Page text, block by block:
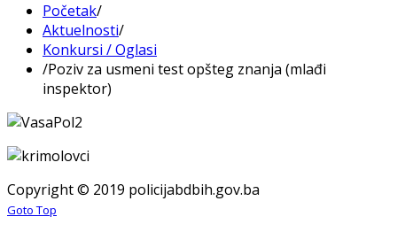
Početak/
Aktuelnosti/
Konkursi / Oglasi
/Poziv za usmeni test opšteg znanja (mlađi
inspektor)
Copyright © 2019 policijabdbih.gov.ba
Goto Top